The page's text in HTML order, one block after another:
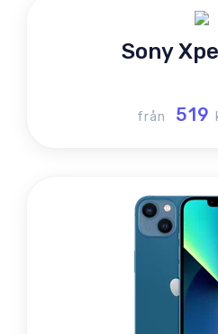
Sony
från 519